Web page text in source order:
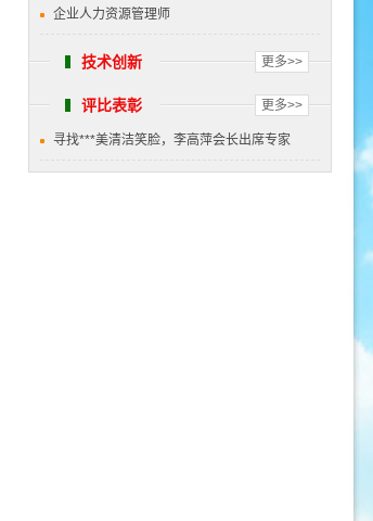
企业人力资源管理师
更多>>
技术创新
更多>>
评比表彰
寻找***美清洁笑脸，李高萍会长出席专家